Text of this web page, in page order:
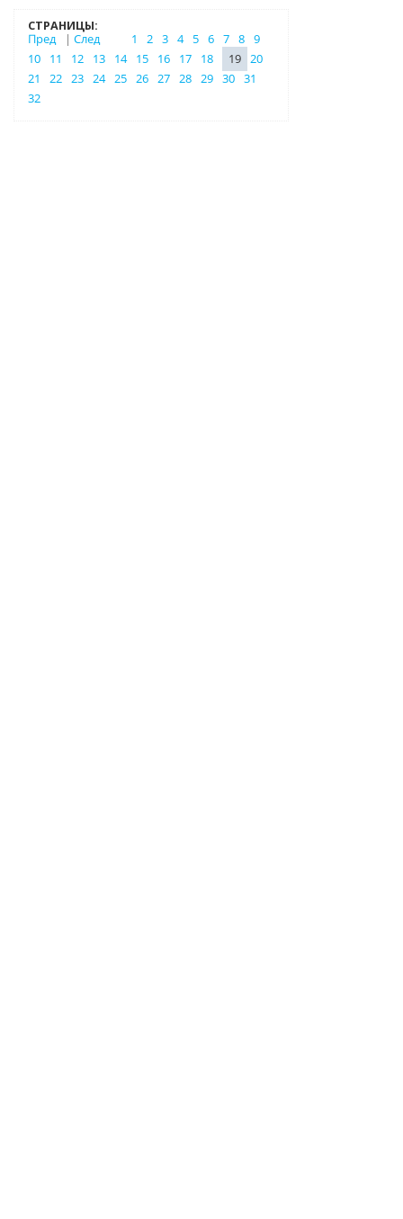
СТРАНИЦЫ:
Пред
| След 1 2 3 4 5 6 7 8 9
10
11 12 13 14 15 16 17 18 19 20
21
22 23 24 25 26 27 28 29 30 31
32